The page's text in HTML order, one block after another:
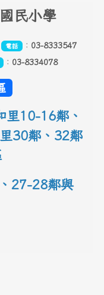
民小學
電話 ： 03-8333547
： 03-8334078
里10-16鄰 、
30鄰 、 32鄰
、 27-28鄰與